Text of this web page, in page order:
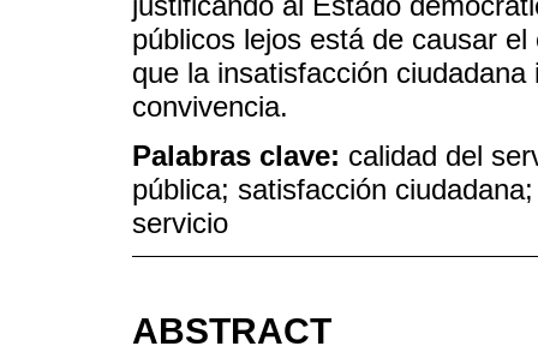
públicos lejos está de causar
que la insatisfacción
convivencia.
Palabras clave: calidad del
pública; satisfacción
servicio
ABSTRACT